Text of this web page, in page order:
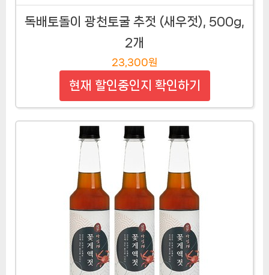
독배토돌이 광천토굴 추젓 (새우젓), 500g,
2개
23,300원
현재 할인중인지 확인하기